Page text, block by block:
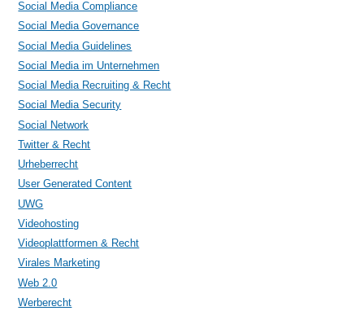
Social Media Compliance
Social Media Governance
Social Media Guidelines
Social Media im Unternehmen
Social Media Recruiting & Recht
Social Media Security
Social Network
Twitter & Recht
Urheberrecht
User Generated Content
UWG
Videohosting
Videoplattformen & Recht
Virales Marketing
Web 2.0
Werberecht